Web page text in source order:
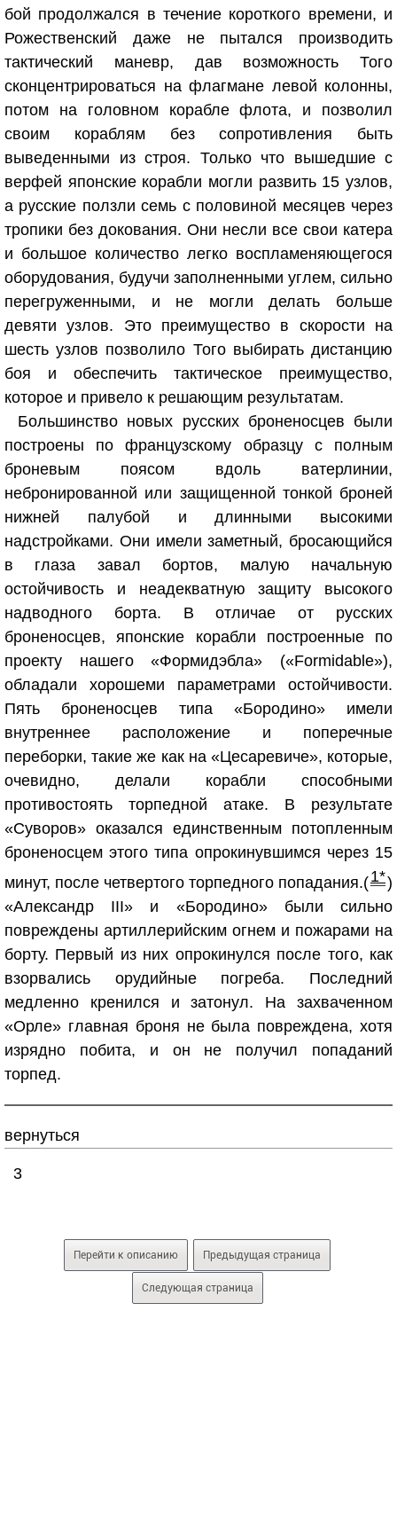
бой продолжался в течение короткого времени, и
Рожественский даже не пытался производить
тактический маневр, дав возможность Того
сконцентрироваться на флагмане левой колонны,
потом на головном корабле флота, и позволил
своим кораблям без сопротивления быть
выведенными из строя. Только что вышедшие с
верфей японские корабли могли развить 15 узлов,
а русские ползли семь с половиной месяцев через
тропики без докования. Они несли все свои катера
и большое количество легко воспламеняющегося
оборудования, будучи заполненными углем, сильно
перегруженными, и не могли делать больше
девяти узлов. Это преимущество в скорости на
шесть узлов позволило Того выбирать дистанцию
боя и обеспечить тактическое преимущество,
которое и привело к решающим результатам.
Большинство новых русских броненосцев были
построены по французскому образцу с полным
броневым поясом вдоль ватерлинии,
небронированной или защищенной тонкой броней
нижней палубой и длинными высокими
надстройками. Они имели заметный, бросающийся
в глаза завал бортов, малую начальную
остойчивость и неадекватную защиту высокого
надводного борта. В отличае от русских
броненосцев, японские корабли построенные по
проекту нашего «Формидэбла» («Formidable»),
обладали хорошеми параметрами остойчивости.
Пять броненосцев типа «Бородино» имели
внутреннее расположение и поперечные
переборки, такие же как на «Цесаревиче», которые,
очевидно, делали корабли способными
противостоять торпедной атаке. В результате
«Суворов» оказался единственным потопленным
броненосцем этого типа опрокинувшимся через 15
минут, после четвертого торпедного попадания.(1*)
«Александр III» и «Бородино» были сильно
повреждены артиллерийским огнем и пожарами на
борту. Первый из них опрокинулся после того, как
взорвались орудийные погреба. Последний
медленно кренился и затонул. На захваченном
«Орле» главная броня не была повреждена, хотя
изрядно побита, и он не получил попаданий
торпед.
вернуться
3
Перейти к описанию Предыдущая страница
Следующая страница